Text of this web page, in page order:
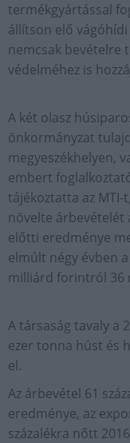
termékgyártással
állítson elő
nemcsak bevételre
védelméhez is
A két olasz
önkormányzat
megyeszékhelyen,
embert
tájékoztatta az
növelte árbevételét
előtti eredménye
elmúlt négy évben
milliárd forintról
A társaság tavaly a
ezer tonna húst és
el.
Az árbevétel 61
eredménye, az
százalékra nőtt